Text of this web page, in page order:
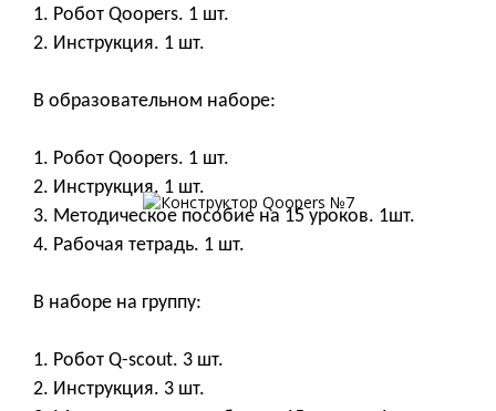
1. Робот Qoopers. 1 шт.
2. Инструкция. 1 шт.
В образовательном наборе:
1. Робот Qoopers. 1 шт.
2. Инструкция. 1 шт.
3. Методическое пособие на 15 уроков. 1шт.
4. Рабочая тетрадь. 1 шт.
В наборе на группу:
1. Робот Q-scout. 3 шт.
2. Инструкция. 3 шт.